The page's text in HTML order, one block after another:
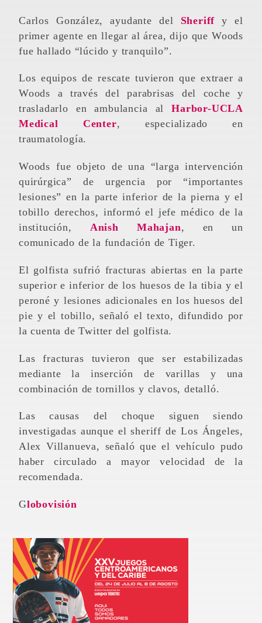
Carlos González, ayudante del Sheriffy el
primer agente en llegar al área, dijo que Woods
fue hallado “lúcido y tranquilo”.
Los equipos de rescate tuvieron que extraer a
Woods a través del parabrisas del coche y
trasladarlo en ambulancia alHarbor-UCLA
Medical Center, especializado en
traumatología.
Woods fue objeto de una “larga intervención
quirúrgica” de urgencia por “importantes
lesiones” en la parte inferior de la pierna y el
tobillo derechos, informó el jefe médico de la
institución, Anish Mahajan, en un
comunicado de la fundación de Tiger.
El golfista sufrió fracturas abiertas en la parte
superior e inferior de los huesos de la tibia y el
peroné y lesiones adicionales en los huesos del
pie y el tobillo, señaló el texto, difundido por
la cuenta de Twitter del golfista.
Las fracturas tuvieron que ser estabilizadas
mediante la inserción de varillas y una
combinación de tornillos y clavos, detalló.
Las causas del choque siguen siendo
investigadas aunque el sheriff de Los Ángeles,
Alex Villanueva, señaló que el vehículo pudo
haber circulado a mayor velocidad de la
recomendada.
Globovisión